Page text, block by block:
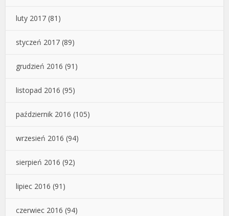
luty 2017 (81)
styczeń 2017 (89)
grudzień 2016 (91)
listopad 2016 (95)
październik 2016 (105)
wrzesień 2016 (94)
sierpień 2016 (92)
lipiec 2016 (91)
czerwiec 2016 (94)